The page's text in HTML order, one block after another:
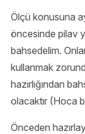
Ölçü konusuna
öncesinde pilav
bahsedelim.
kullanmak
hazırlığından
olacaktır (Hoca
Önceden